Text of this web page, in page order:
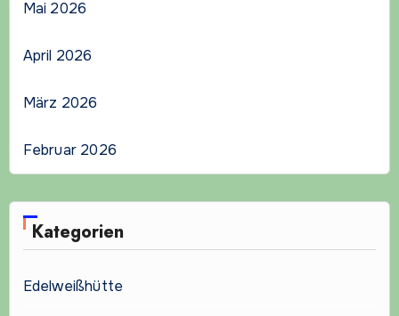
Mai 2026
April 2026
März 2026
Februar 2026
Kategorien
Edelweißhütte